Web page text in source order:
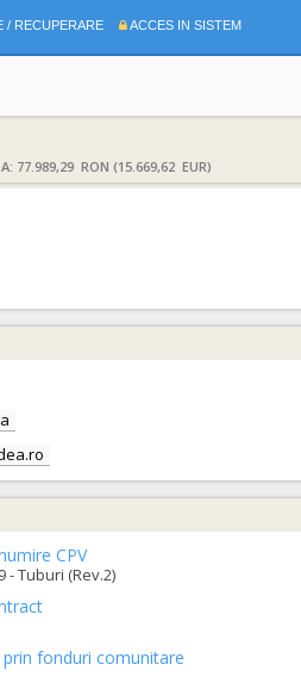
/ RECUPERARE ACCES IN SISTEM
77.989,29 RON (15.669,62 EUR)
CPV
- Tuburi (Rev.2)
prin fonduri comunitare